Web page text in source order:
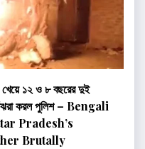
১২ ও ৮ বছরের দুই
করল পুলিশ – Bengali
Pradesh’s
Brutally